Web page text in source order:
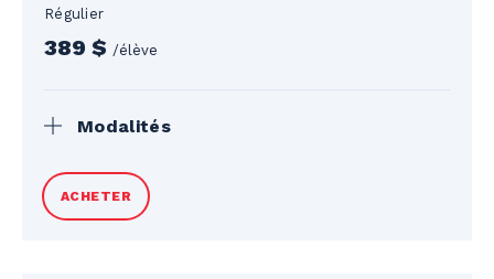
Régulier
389 $/élève
Modalités
Taxes en sus. Billets de remontées et
équipement non inclus. Remboursement
ACHETER